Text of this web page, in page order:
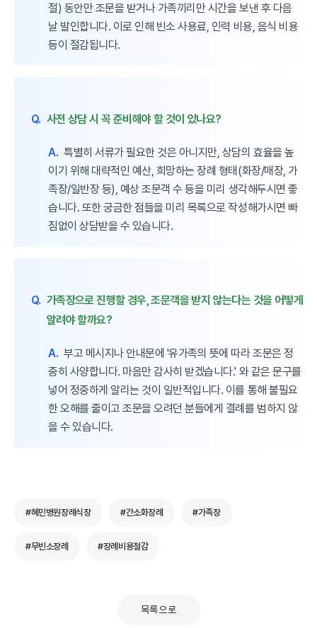
절) 동안만 조문을 받거나 가족끼리만 시간을 보낸 후 다음
날 발인합니다. 이로 인해 빈소 사용료, 인력 비용, 음식 비용
등이 절감됩니다.
Q. 사전 상담 시 꼭 준비해야 할 것이 있나요?
A. 특별히 서류가 필요한 것은 아니지만, 상담의 효율을 높
이기 위해 대략적인 예산, 희망하는 장례 형태(화장/매장, 가
족장/일반장 등), 예상 조문객 수 등을 미리 생각해두시면 좋
습니다. 또한 궁금한 점들을 미리 목록으로 작성해가시면 빠
짐없이 상담받을 수 있습니다.
Q. 가족장으로 진행할 경우, 조문객을 받지 않는다는 것을 어떻게
알려야 할까요?
A. 부고 메시지나 안내문에 '유가족의 뜻에 따라 조문은 정
중히 사양합니다. 마음만 감사히 받겠습니다.' 와 같은 문구를
넣어 정중하게 알리는 것이 일반적입니다. 이를 통해 불필요
한 오해를 줄이고 조문을 오려던 분들에게 결례를 범하지 않
을 수 있습니다.
#혜민병원장례식장 #간소화장례 #가족장
#무빈소장례 #장례비용절감
목록으로